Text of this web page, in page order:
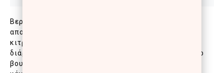
Βερνίκι νυχιών με επαναστατική σύνθεση που
αποτρέπει το ξεφλούδισμα, προστατεύει από το
κιτρίνισμα, προσφέροντας απίστευτη λάμψη,
διάρκεια και πλούσιο χρώμα. Το ειδικά σχεδιασμένο
βουρτσάκι καλύπτει τέλεια με δύο κινήσεις